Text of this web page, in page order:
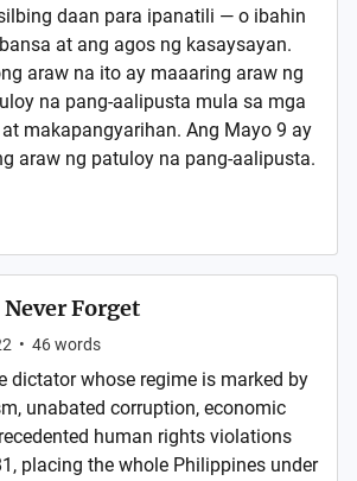
daan para ipanatili — o ibahin
at ang agos ng kasaysayan.
araw na ito ay maaaring araw ng
na pang-aalipusta mula sa mga
makapangyarihan. Ang Mayo 9 ay
araw ng patuloy na pang-aalipusta.
Forget
• 46words
dictator whose regime is marked by
unabated corruption, economic
human rights violations
placing the whole Philippines under